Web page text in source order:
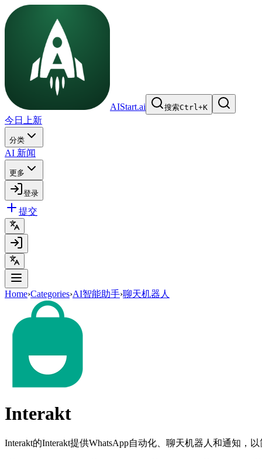
AIStart.ai 搜索Ctrl+K
今日上新
分类
AI 新闻
更多
登录
提交
Home›Categories›AI智能助手›聊天机器人
Interakt
Interakt的Interakt提供WhatsApp自动化、聊天机器人和通知，